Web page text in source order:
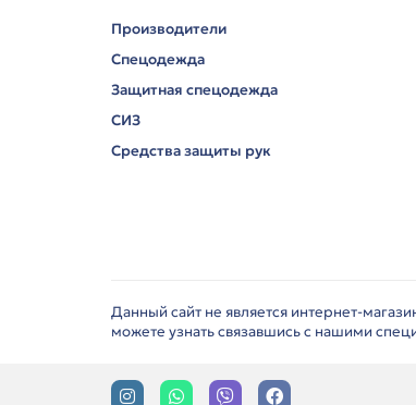
Производители
Спецодежда
Защитная спецодежда
СИЗ
Средства защиты рук
Данный сайт не является интернет-
можете узнать связавшись с нашими